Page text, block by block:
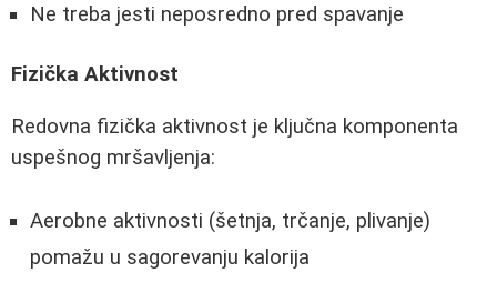
Ne treba jesti neposredno pred spavanje
Fizička Aktivnost
Redovna fizička aktivnost je ključna komponenta
uspešnog mršavljenja:
Aerobne aktivnosti (šetnja, trčanje, plivanje)
pomažu u sagorevanju kalorija